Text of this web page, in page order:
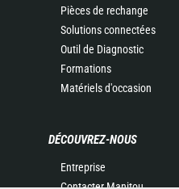
Pièces de rechange
Solutions connectées
Outil de Diagnostic
Formations
Matériels d'occasion
DÉCOUVREZ-NOUS
Entreprise